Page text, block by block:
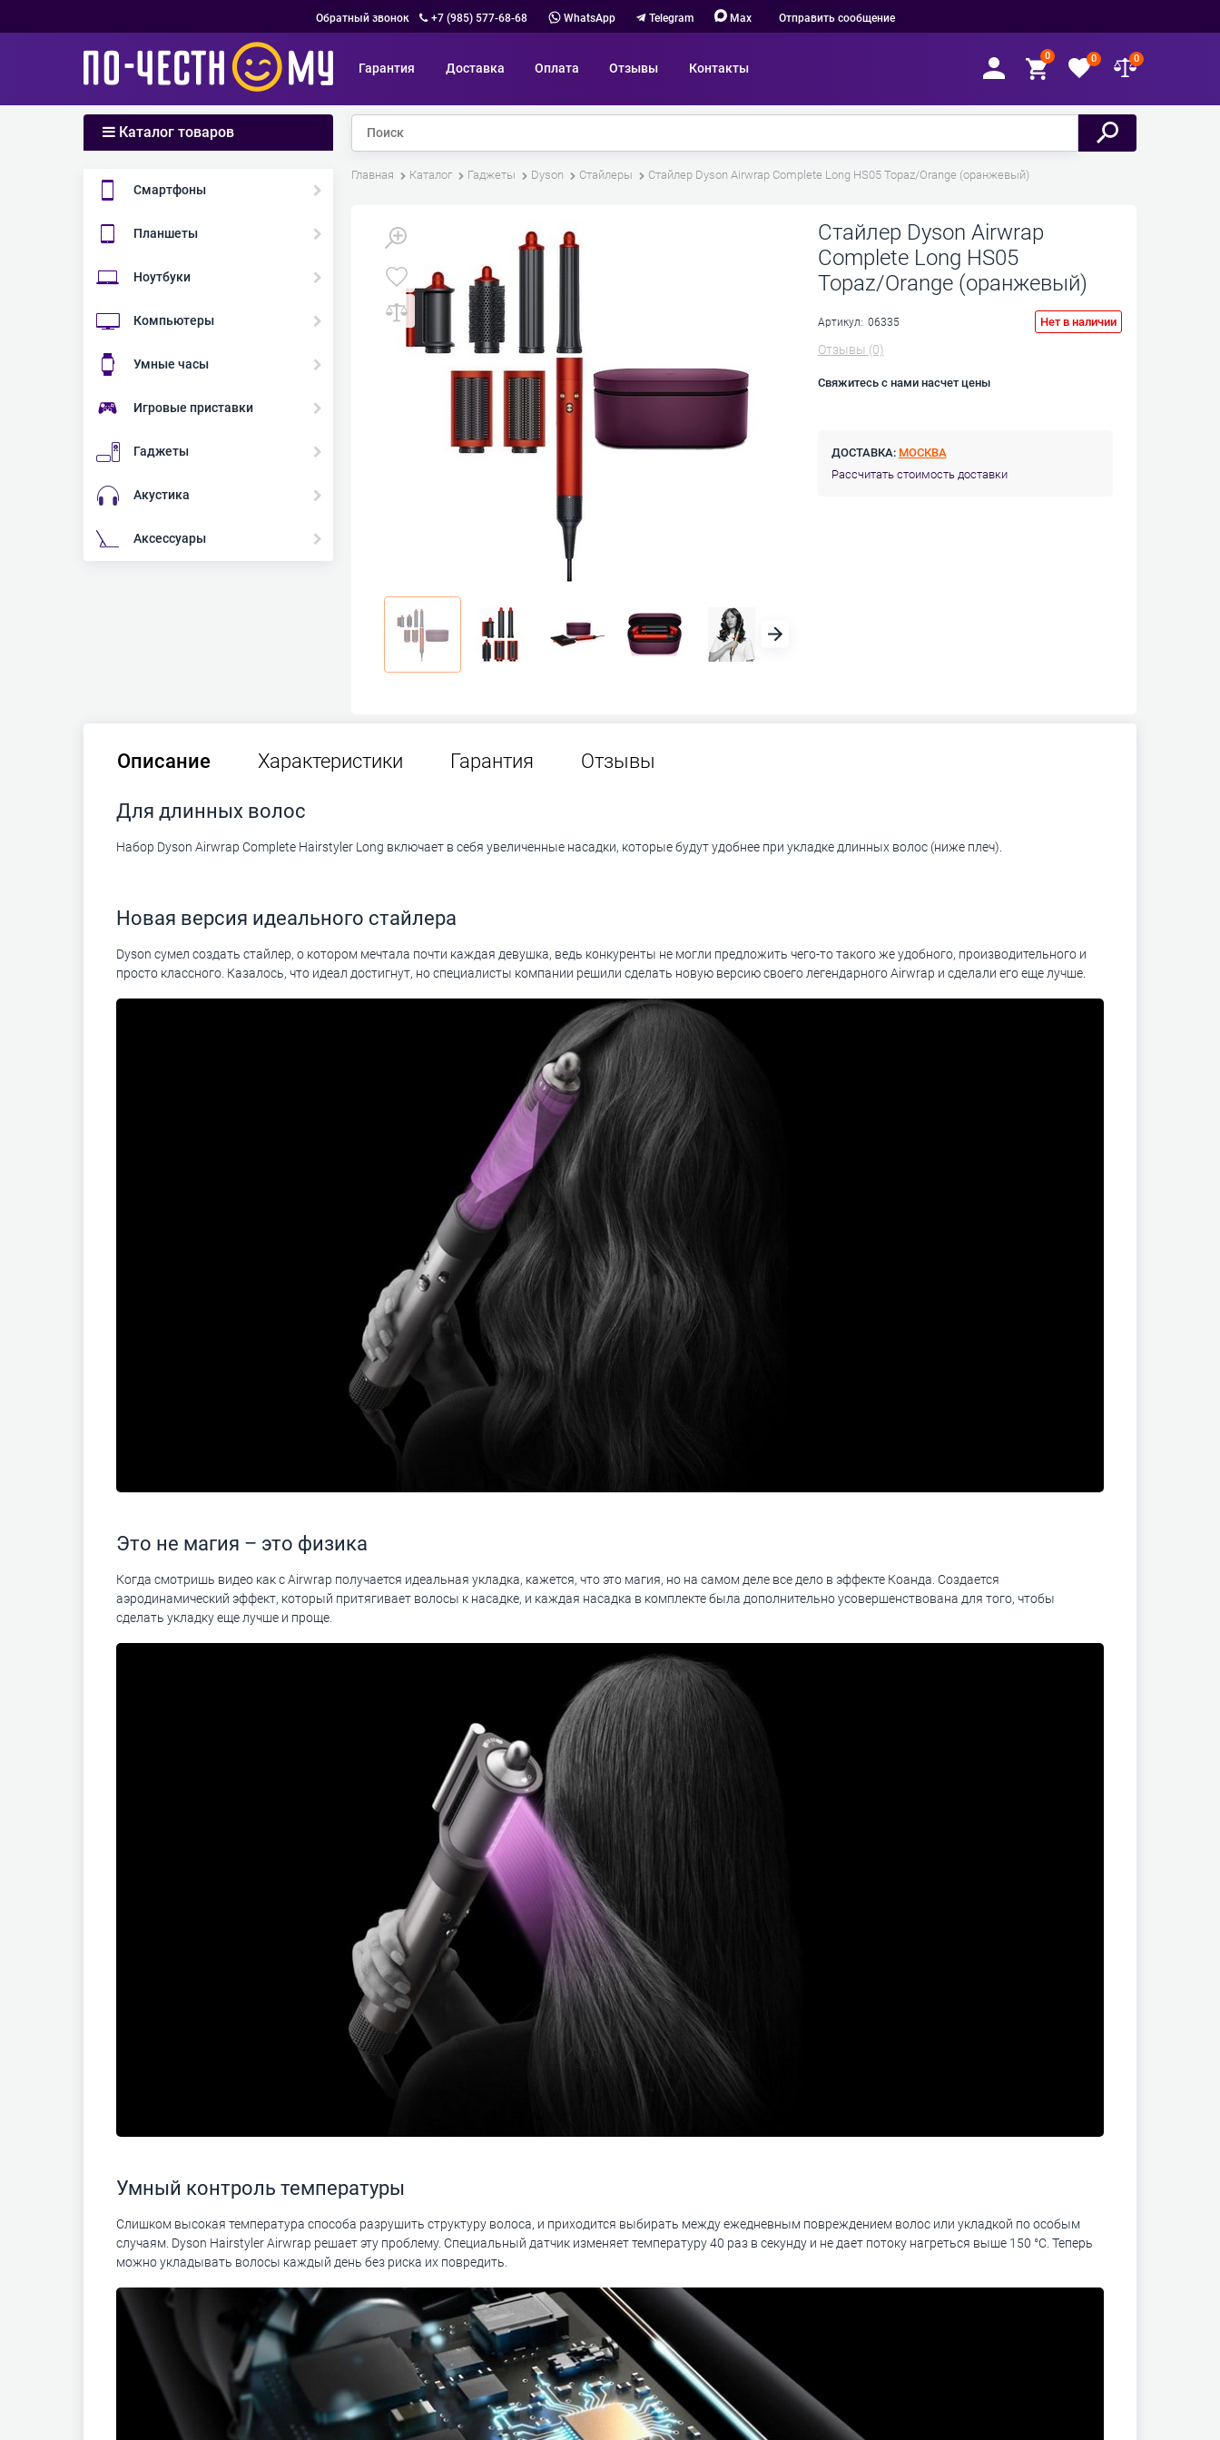
Обратный звонок +7 (985) 577-68-68 WhatsApp Telegram Max Отправить сообщение
Гарантия Доставка Оплата Отзывы Контакты
0 0 0
Каталог товаров
Смартфоны
Планшеты
Ноутбуки
Компьютеры
Умные часы
Игровые приставки
Гаджеты
Акустика
Аксессуары
Главная Каталог Гаджеты Dyson Стайлеры Стайлер Dyson Airwrap Complete Long HS05 Topaz/Orange (оранжевый)
Стайлер Dyson Airwrap
Complete Long HS05
Topaz/Orange (оранжевый)
Артикул: 06335 Нет в наличии
Отзывы (0)
Свяжитесь с нами насчет цены
ДОСТАВКА: МОСКВА
Рассчитать стоимость доставки
Описание Характеристики Гарантия Отзывы
Для длинных волос
Набор Dyson Airwrap Complete Hairstyler Long включает в себя увеличенные насадки, которые будут удобнее при укладке длинных волос (ниже плеч).
Новая версия идеального стайлера
Dyson сумел создать стайлер, о котором мечтала почти каждая девушка, ведь конкуренты не могли предложить чего-то такого же удобного, производительного и
просто классного. Казалось, что идеал достигнут, но специалисты компании решили сделать новую версию своего легендарного Airwrap и сделали его еще лучше.
Это не магия – это физика
Когда смотришь видео как с Airwrap получается идеальная укладка, кажется, что это магия, но на самом деле все дело в эффекте Коанда. Создается
аэродинамический эффект, который притягивает волосы к насадке, и каждая насадка в комплекте была дополнительно усовершенствована для того, чтобы
сделать укладку еще лучше и проще.
Умный контроль температуры
Слишком высокая температура способа разрушить структуру волоса, и приходится выбирать между ежедневным повреждением волос или укладкой по особым
случаям. Dyson Hairstyler Airwrap решает эту проблему. Специальный датчик изменяет температуру 40 раз в секунду и не дает потоку нагреться выше 150 °C. Теперь
можно укладывать волосы каждый день без риска их повредить.